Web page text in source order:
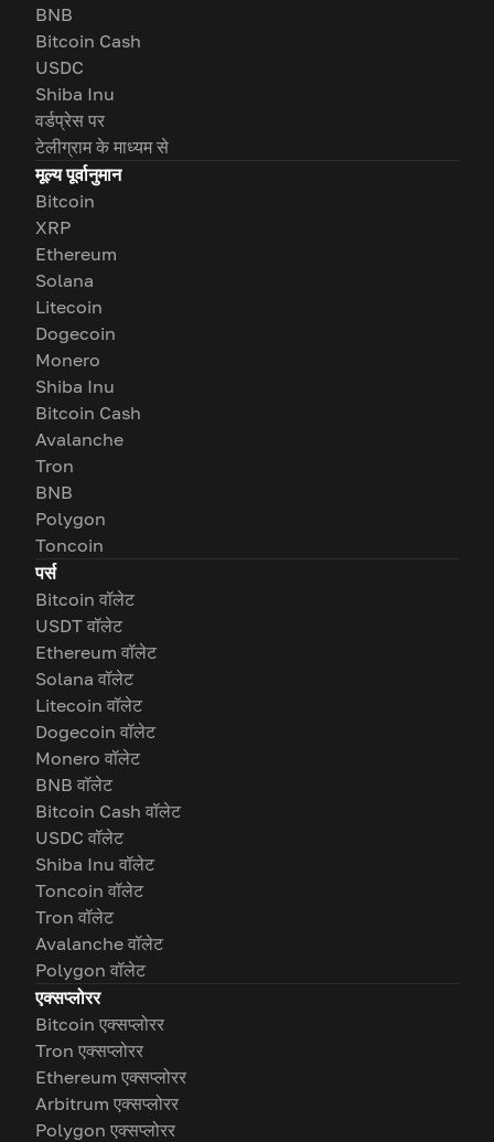
BNB
Bitcoin Cash
USDC
Shiba Inu
वर्डप्रेस पर
टेलीग्राम के माध्यम से
मूल्य पूर्वानुमान
Bitcoin
XRP
Ethereum
Solana
Litecoin
Dogecoin
Monero
Shiba Inu
Bitcoin Cash
Avalanche
Tron
BNB
Polygon
Toncoin
पर्स
Bitcoin वॉलेट
USDT वॉलेट
Ethereum वॉलेट
Solana वॉलेट
Litecoin वॉलेट
Dogecoin वॉलेट
Monero वॉलेट
BNB वॉलेट
Bitcoin Cash वॉलेट
USDC वॉलेट
Shiba Inu वॉलेट
Toncoin वॉलेट
Tron वॉलेट
Avalanche वॉलेट
Polygon वॉलेट
एक्सप्लोरर
Bitcoin एक्सप्लोरर
Tron एक्सप्लोरर
Ethereum एक्सप्लोरर
Arbitrum एक्सप्लोरर
Polygon एक्सप्लोरर